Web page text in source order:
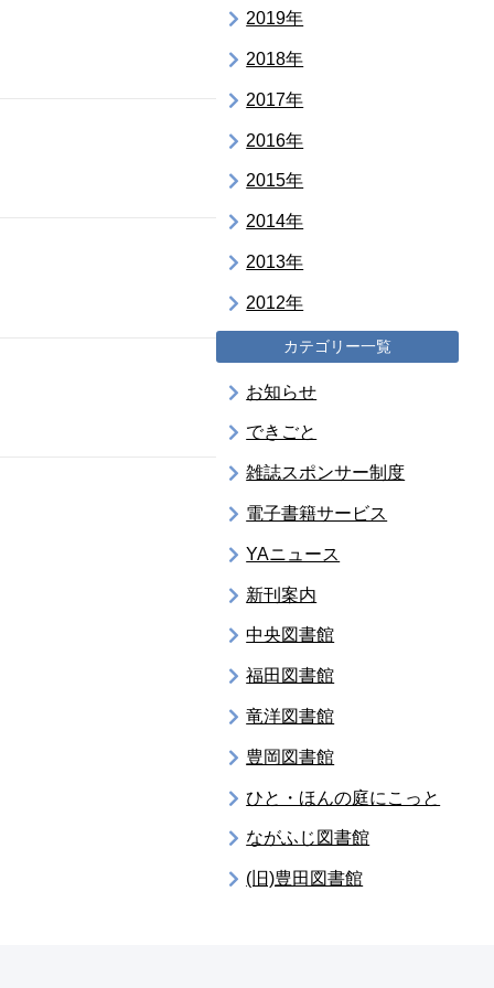
2019年
2018年
2017年
2016年
2015年
2014年
2013年
2012年
カテゴリー一覧
お知らせ
できごと
雑誌スポンサー制度
電子書籍サービス
YAニュース
新刊案内
中央図書館
福田図書館
竜洋図書館
豊岡図書館
ひと・ほんの庭にこっと
ながふじ図書館
(旧)豊田図書館